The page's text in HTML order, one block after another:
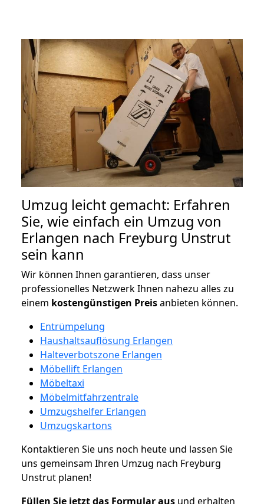
Umzug leicht gemacht: Erfahren
Sie, wie einfach ein Umzug von
Erlangen nach Freyburg Unstrut
sein kann
Wir können Ihnen garantieren, dass unser
professionelles Netzwerk Ihnen nahezu alles zu
einem kostengünstigen Preisanbieten können.
Entrümpelung
Haushaltsauflösung Erlangen
Halteverbotszone Erlangen
Möbellift Erlangen
Möbeltaxi
Möbelmitfahrzentrale
Umzugshelfer Erlangen
Umzugskartons
Kontaktieren Sie uns noch heute und lassen Sie
uns gemeinsam Ihren Umzug nach Freyburg
Unstrut planen!
Füllen Sie jetzt das Formular aus und erhalten